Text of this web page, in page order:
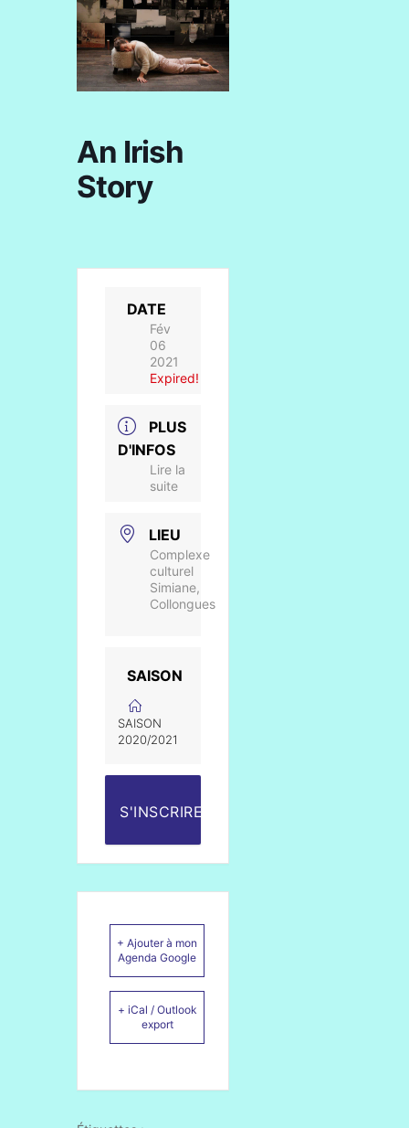
An Irish
Story
DATE
Fév
06
2021
Expired!
PLUS
D'INFOS
Lire la
suite
LIEU
Complexe
culturel
Simiane,
Collongues
SAISON
SAISON
2020/2021
S'INSCRIRE
+ Ajouter à mon
Agenda Google
+ iCal / Outlook
export